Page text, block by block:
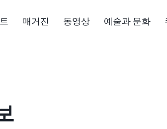
매거진 동영상 예술과 문화